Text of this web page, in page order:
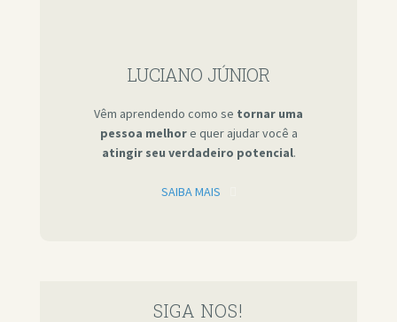
LUCIANO JÚNIOR
Vêm aprendendo como se tornar uma
pessoa melhore quer ajudar você a
atingir seu verdadeiro potencial.
SAIBA MAIS
SIGA NOS!